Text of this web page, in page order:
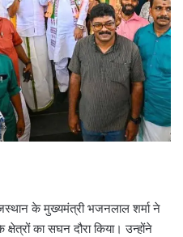
के मुख्यमंत्री भजनलाल शर्मा ने
का सघन दौरा किया। उन्होंने